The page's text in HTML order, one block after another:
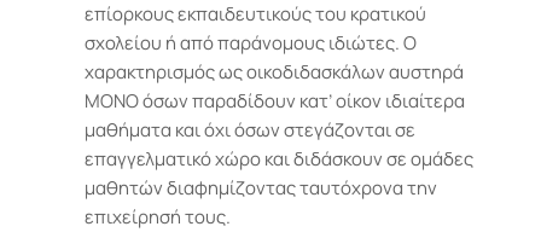
επίορκους εκπαιδευτικούς του κρατικού
σχολείου ή από παράνομους ιδιώτες. Ο
χαρακτηρισμός ως οικοδιδασκάλων αυστηρά
ΜΟΝΟ όσων παραδίδουν κατ’ οίκον ιδιαίτερα
μαθήματα και όχι όσων στεγάζονται σε
επαγγελματικό χώρο και διδάσκουν σε ομάδες
μαθητών διαφημίζοντας ταυτόχρονα την
επιχείρησή τους.